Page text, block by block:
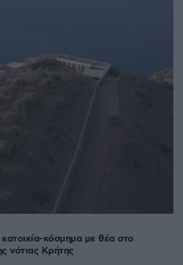
κόσμημα με θέα στο
νότιας Κρήτης